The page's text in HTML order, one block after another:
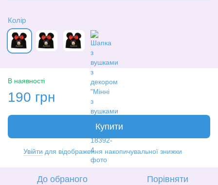
Колір
В наявності
190 грн
Купити
Увійти для відображення накопичувальної знижки
До обраного Порівняти